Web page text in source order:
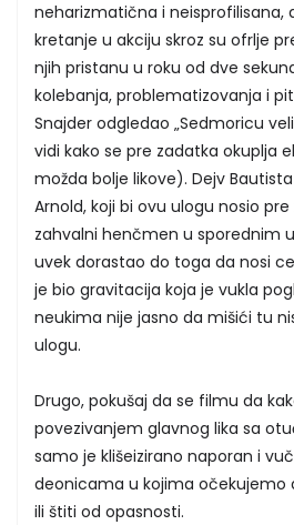
neharizmatična i neisprofilisana,
kretanje u akciju skroz su ofrlje
njih pristanu u roku od dve
kolebanja, problematizovanja i
Snajder odgledao „Sedmoricu
vidi kako se pre zadatka okuplja
možda bolje likove). Dejv
Arnold, koji bi ovu ulogu nosio
zahvalni henčmen u sporednim
uvek dorastao do toga da nosi
je bio gravitacija koja je vukla
neukima nije jasno da mišići tu
ulogu.
Drugo, pokušaj da se filmu da
povezivanjem glavnog lika sa
samo je klišeizirano naporan i
deonicama u kojima očekujemo
ili štiti od opasnosti.